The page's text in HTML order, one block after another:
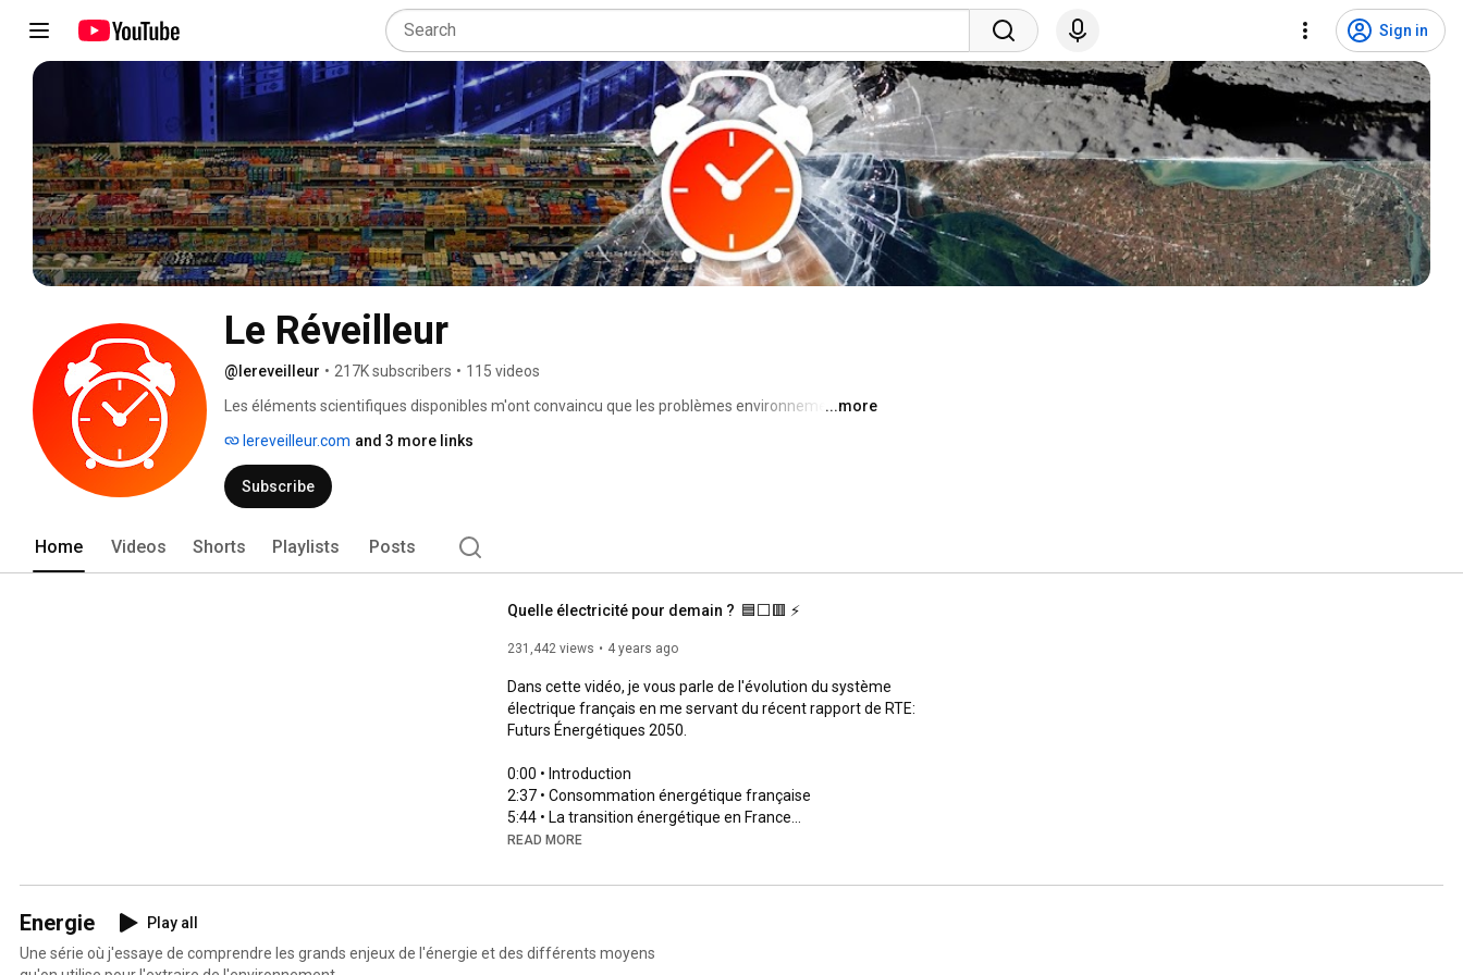
Sign in
Le Réveilleur
@lereveilleur • 217K subscribers • 115 videos
Les éléments scientifiques disponibles m'ont convaincu que les problèmes environnementaux
manière dont nos sociétés se pensent et s'organisent. Pour minimiser les impacts négatifs et
s'adapter à un monde qui change, il faut comprendre les grands problèmes environnementaux
et leurs conséquences ainsi que les impacts des technologies que nous utilisons. J'essaye, sur
réflexion.
...more
lereveilleur.com and 3 more links
Subscribe
Home Videos Shorts Playlists Posts
Quelle électricité pour demain ?  🟦⬜🟥 ⚡
231,442 views 4 years ago
Dans cette vidéo, je vous parle de l'évolution du système
électrique français en me servant du récent rapport de RTE:
Futurs Énergétiques 2050.
0:00
2:37
5:44
7:57
13:38
23:25
READ MORE
Energie
Play all
Une série où j'essaye de comprendre les grands enjeux de l'énergie et des différents moyens